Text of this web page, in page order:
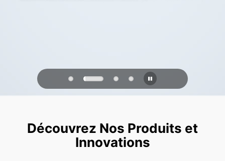
quantiques du futur
Découvrez Nos Produits et
Innovations